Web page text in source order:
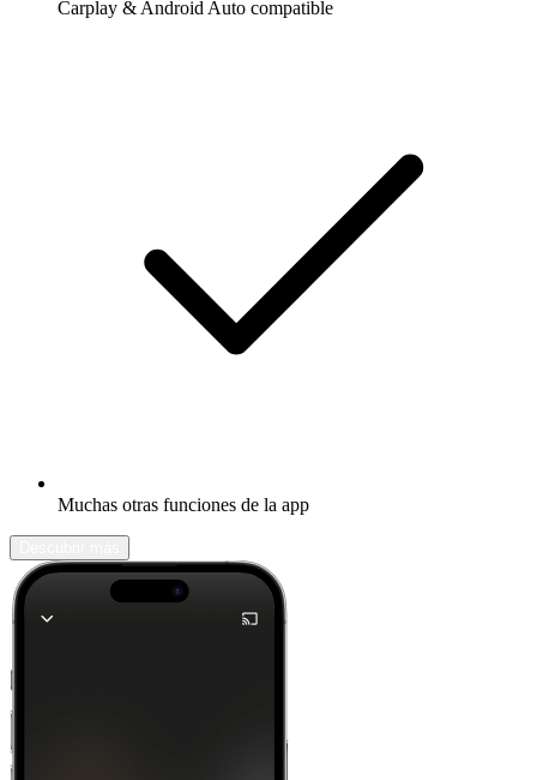
Carplay & Android Auto compatible
Muchas otras funciones de la app